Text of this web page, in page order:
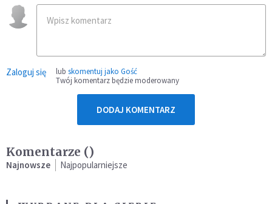
Zaloguj się lub skomentuj jako Gość
Twój komentarz będzie moderowany
DODAJ KOMENTARZ
Komentarze ()
Najnowsze Najpopularniejsze